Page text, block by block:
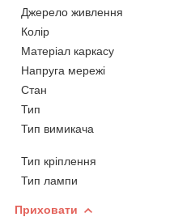
Джерело живлення
Колір
Матеріал каркасу
Напруга мережі
Стан
Тип
Тип вимикача
Тип кріплення
Тип лампи
Приховати